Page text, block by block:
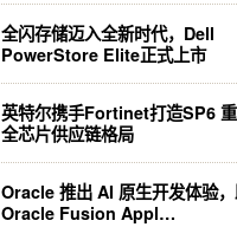
全闪存储迈入全新时代，Dell
PowerStore Elite正式上市
英特尔携手Fortinet打造SP6
全芯片供应链格局
Oracle 推出 AI 原生开发体验
Oracle Fusion Appl…